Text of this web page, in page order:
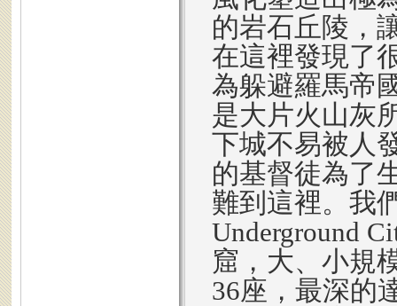
的岩石丘陵，
在這裡發現了
為躲避羅馬帝
是大片火山灰
下城不易被人
的基督徒為了
難到這裡。我
Underground
窟，大、小規
36座，最深的